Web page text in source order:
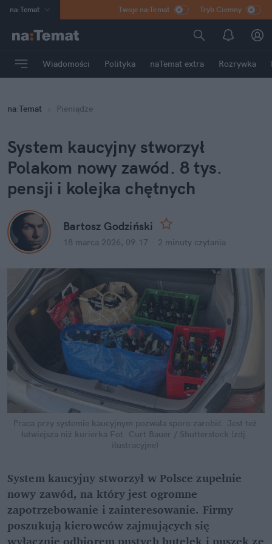
na:Temat
Poland
mama
Rozrywka
Twoje na:Temat Tryb Ciemny
Wiadomości Polityka naTemat extra Rozrywka
na:Temat Pieniądze
System kaucyjny stworzył
Polakom nowy zawód. 8 tys.
pensji i kolejka chętnych
Bartosz Godziński
18 marca 2026, 09:17 2 minuty czytania
Praca przy systemie kaucyjnym pozwala sporo zarobić. Jest też
łatwiejsza niż kurierka Fot. Curt Bauer / Shutterstock (zdj.
ilustracyjne)
System kaucyjny stworzył w Polsce zupełnie
nowy zawód, na który jest ogromne
zapotrzebowanie i zainteresowanie. Firmy
poszukują kierowców zajmujących się